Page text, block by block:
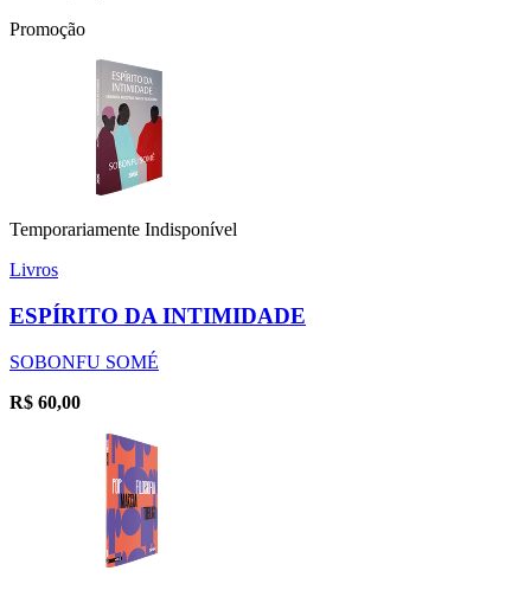
Promoção
Temporariamente Indisponível
Livros
ESPÍRITO DA INTIMIDADE
SOBONFU SOMÉ
R$ 60,00